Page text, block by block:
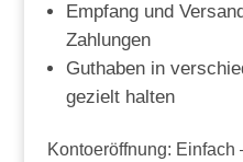
Empfang und
Zahlungen
Guthaben in
gezielt halten
Kontoeröffnung: Einfach